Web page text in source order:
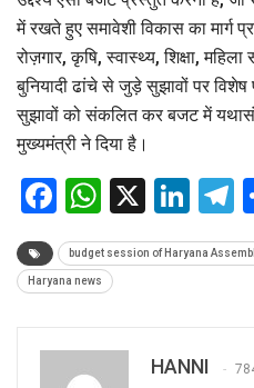
में रखते हुए समावेशी विकास का मार्ग
रोज़गार, कृषि, स्वास्थ्य, शिक्षा,
बुनियादी ढांचे से जुड़े सुझावों पर
सुझावों को संकलित कर बजट में
मुख्यमंत्री ने दिया है।
Facebook
X
budget session of Haryana
Haryana news
HANNI